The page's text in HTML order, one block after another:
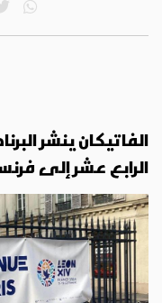
الفاتيكان ينشر
الرابع عشر إلى